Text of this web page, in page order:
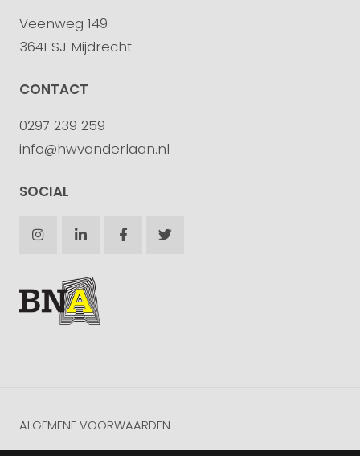
Veenweg 149
3641 SJ Mijdrecht
CONTACT
0297 239 259
info@hwvanderlaan.nl
SOCIAL
ALGEMENE VOORWAARDEN